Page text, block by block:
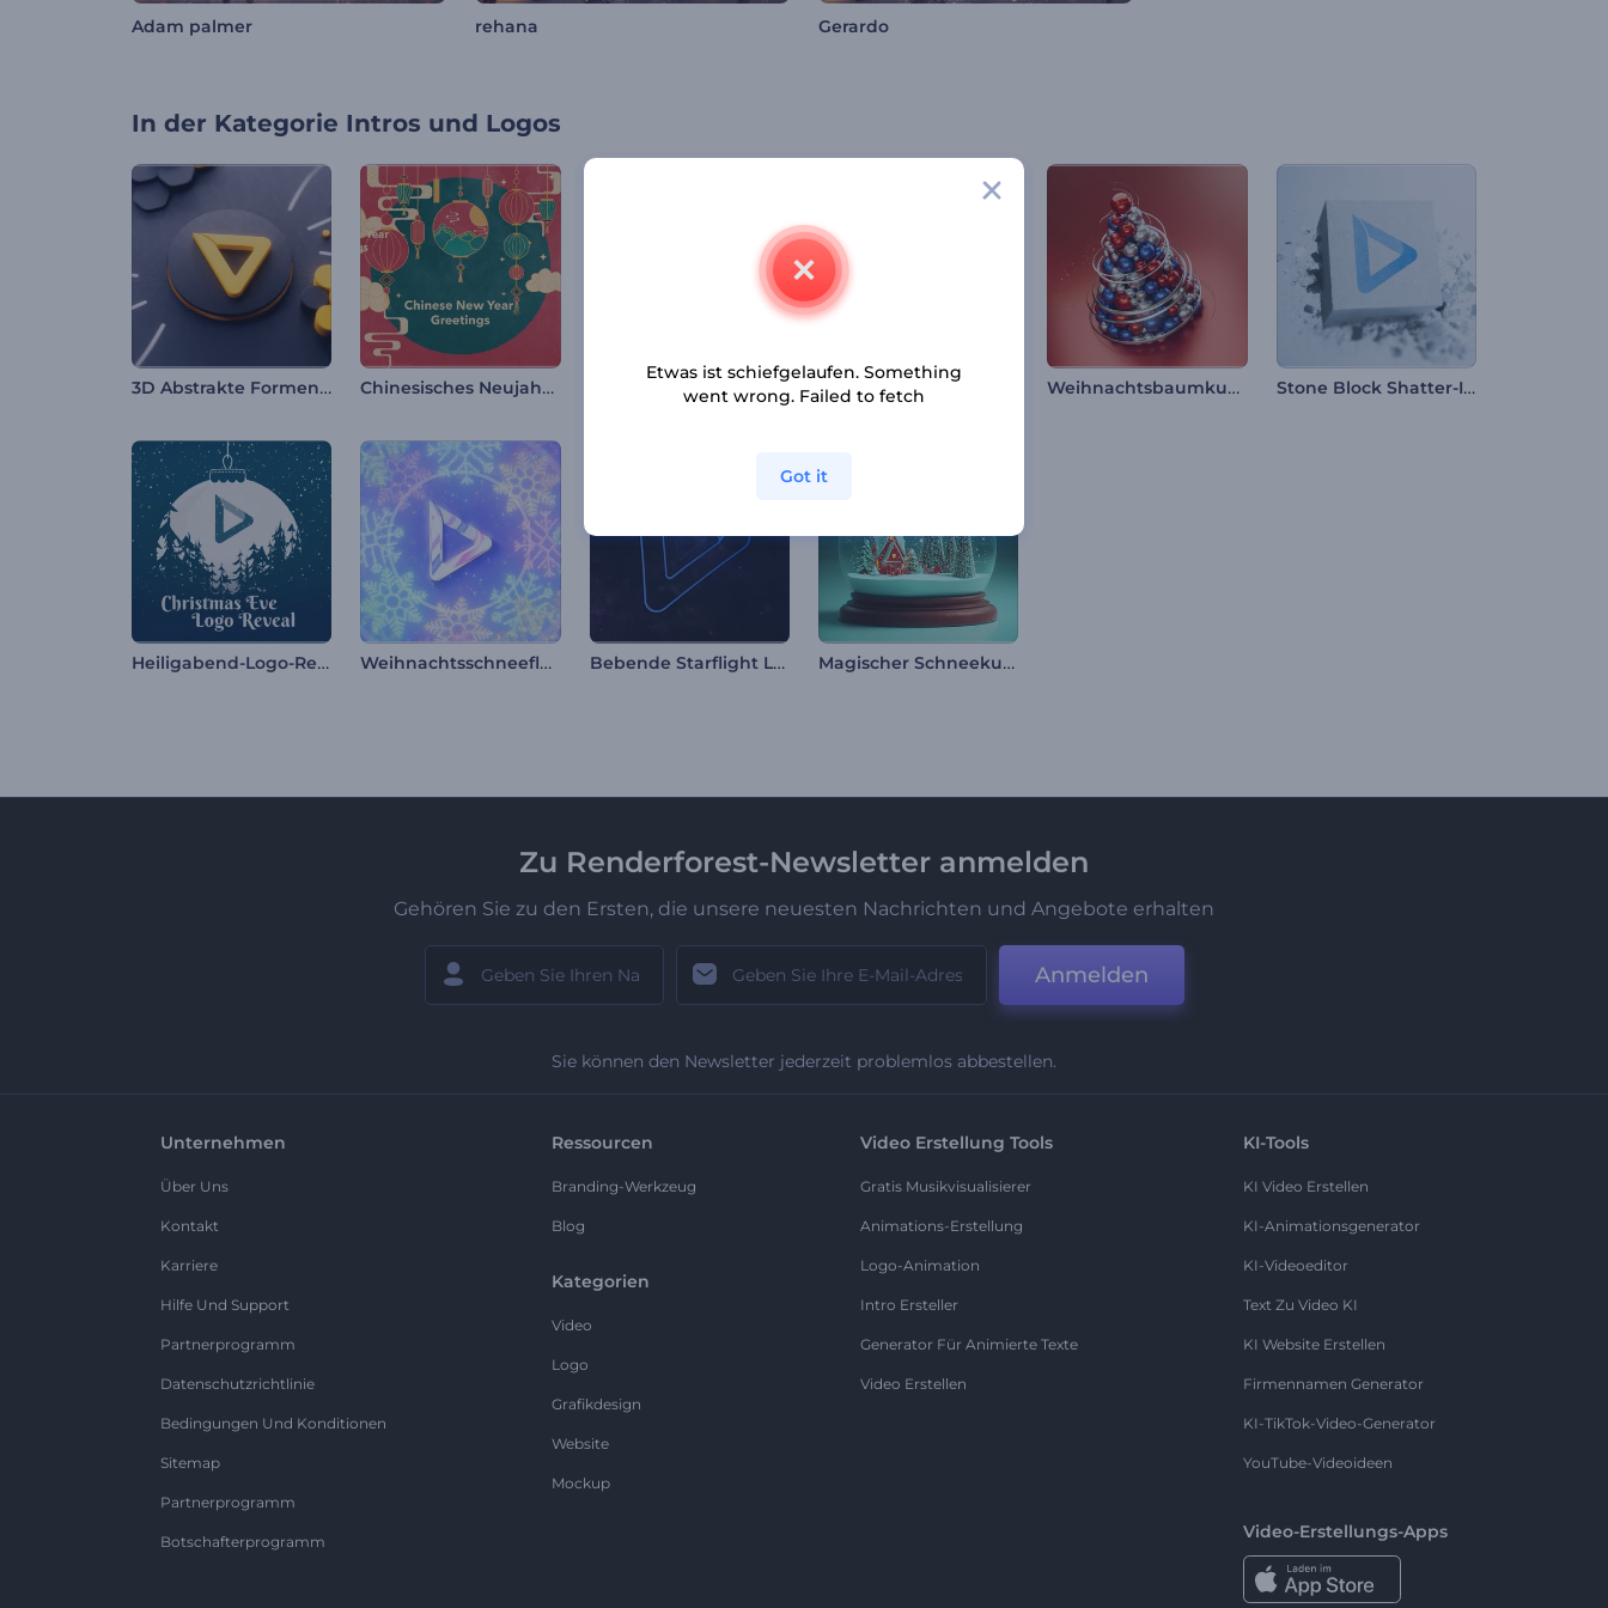
Adam palmer rehana Gerardo
In der Kategorie Intros und Logos
3D Abstrakte Formen Intro Chinesisches Neujahrsfest Rubinrot Weihnachtslogo Kryptowährung Intro Weihnachtsbaumkugel-Opener Stone Block Shatter-Intro
Heiligabend-Logo-Reveal Weihnachtsschneeflocken Intro Bebende Starflight Logoenthüllung Magischer Schneekugel-Opener
Zu Renderforest-Newsletter anmelden
Gehören Sie zu den Ersten, die unsere neuesten Nachrichten und Angebote erhalten
Anmelden
Sie können den Newsletter jederzeit problemlos abbestellen.
Unternehmen
Über Uns
Kontakt
Karriere
Hilfe Und Support
Partnerprogramm
Datenschutzrichtlinie
Bedingungen Und Konditionen
Sitemap
Partnerprogramm
Botschafterprogramm
Ressourcen
Branding-Werkzeug
Blog
Kategorien
Video
Logo
Grafikdesign
Website
Mockup
Video Erstellung Tools
Gratis Musikvisualisierer
Animations-Erstellung
Logo-Animation
Intro Ersteller
Generator Für Animierte Texte
Video Erstellen
KI-Tools
KI Video Erstellen
KI-Animationsgenerator
KI-Videoeditor
Text Zu Video KI
KI Website Erstellen
Firmennamen Generator
KI-TikTok-Video-Generator
YouTube-Videoideen
Video-Erstellungs-Apps
Etwas ist schiefgelaufen. Something
went wrong. Failed to fetch
Got it